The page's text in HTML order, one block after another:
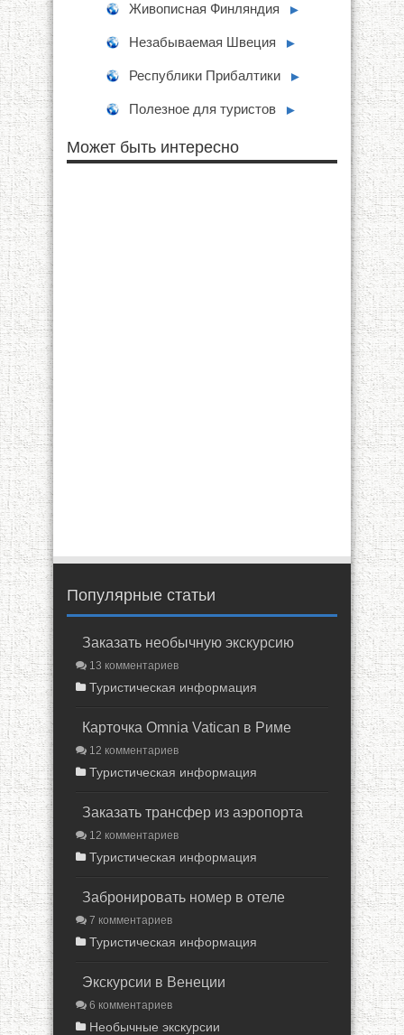
Живописная Финляндия ►
Незабываемая Швеция ►
Республики Прибалтики ►
Полезное для туристов ►
Может быть интересно
Популярные статьи
Заказать необычную экскурсию
13 комментариев
Туристическая информация
Карточка Omnia Vatican в Риме
12 комментариев
Туристическая информация
Заказать трансфер из аэропорта
12 комментариев
Туристическая информация
Забронировать номер в отеле
7 комментариев
Туристическая информация
Экскурсии в Венеции
6 комментариев
Необычные экскурсии